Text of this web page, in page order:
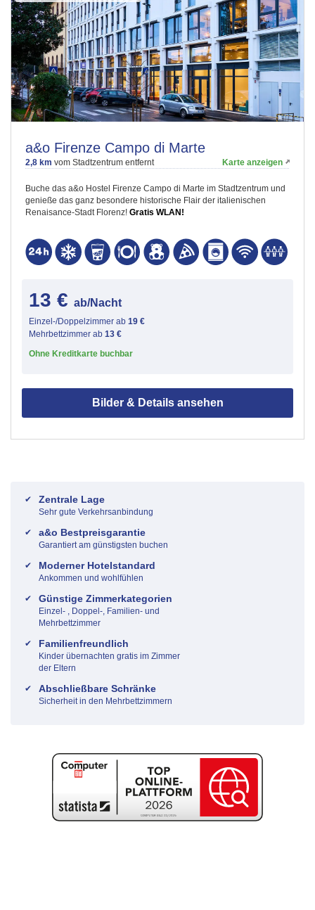
a&o Firenze Campo di Marte
2,8 km vom Stadtzentrum entfernt Karte anzeigen
Buche das a&o Hostel Firenze Campo di Marte im Stadtzentrum und
genieße das ganz besondere historische Flair der italienischen
Renaisance-Stadt Florenz! Gratis WLAN!
13 € ab/Nacht
Einzel-/Doppelzimmer ab 19 €
Mehrbettzimmer ab 13 €
Ohne Kreditkarte buchbar
Bilder & Details ansehen
Zentrale Lage
Sehr gute Verkehrsanbindung
a&o Bestpreisgarantie
Garantiert am günstigsten buchen
Moderner Hotelstandard
Ankommen und wohlfühlen
Günstige Zimmerkategorien
Einzel- , Doppel-, Familien- und
Mehrbettzimmer
Familienfreundlich
Kinder übernachten gratis im Zimmer
der Eltern
Abschließbare Schränke
Sicherheit in den Mehrbettzimmern